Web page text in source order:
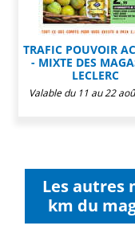
TRAFIC POUVOIR
- MIXTE DES
LECLERC
Valable du 11 au 22
Les autres
km du